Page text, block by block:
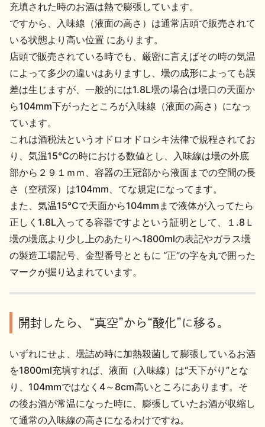
イベント情報TOP 新商品・おすすめ商品
季節の商品 イベント情報
地酒蔵元会WEB展示会 地酒蔵元会利酒会
美味しい地酒の選び方
地酒蔵元会とは
充填された時のお酒は熱で膨張しています。
ですから、入味線（液面の高さ）は通常店頭で販売されて
いる状態より高い位置 にあります。
店頭で販売されている時でも、厳密に言えばその時の気温
によって多少の違いはありますし、壜の成形によっても誤
差は生じますが、一般的には1.8L壜の場合は壜口の天面か
ら104mm下がったところが入味線（液面の高さ）になっ
ています。
これは酒税法というオドロオドロシキ法律で規程されてお
り、気温15℃の時における数値とし、入味線は壜の外底
部から２９１ｍｍ、容器の王冠部から液面までの空間の長
さ（空積深）は104mm、てな規定になってます。
また、気温15℃で天面から104mmまで液体が入ってたら
正しく1.8L入ってる容器ですよという証明として、１.8Ｌ
壜の壜底より少し上のあたりへ1800mlの表記やガラス壜
の製造工場記号、金型番号とともに “正”の字を丸で囲った
マークが掘り込まれています。
開封したら、“真空”から“酸化”に移る。
いずれにせよ、壜詰め時に加熱殺菌して膨張しているお酒
を1800ml充填すれば、液面（入味線）は“天下がり”とな
り、104mmではなく4～8cm高いところにあります。そ
の後お酒が常温になった時に、膨張していたお酒が収縮し
て通常の入味線の高さになるわけですね。